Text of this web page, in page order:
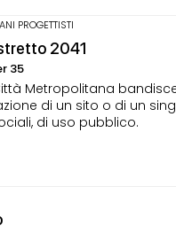
PROGETTISTI
2041
35
Metropolitana
di un sito o di un
di uso pubblico.